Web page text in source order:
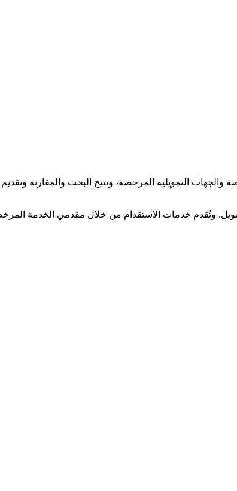
التمويلية المرخصة، وتتيح البحث والمقارنة
وتُقدم خدمات الاستقدام من خلال مقدمي الخدمة